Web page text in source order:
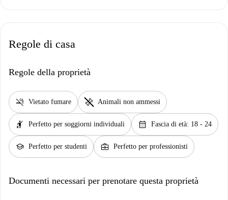
Regole di casa
Regole della proprietà
smoke_free Vietato fumare pet_supplies Animali non ammessi
hail Perfetto per soggiorni individuali calendar_month Fascia di età: 18 - 24
school Perfetto per studenti business_center Perfetto per professionisti
Documenti necessari per prenotare questa proprietà